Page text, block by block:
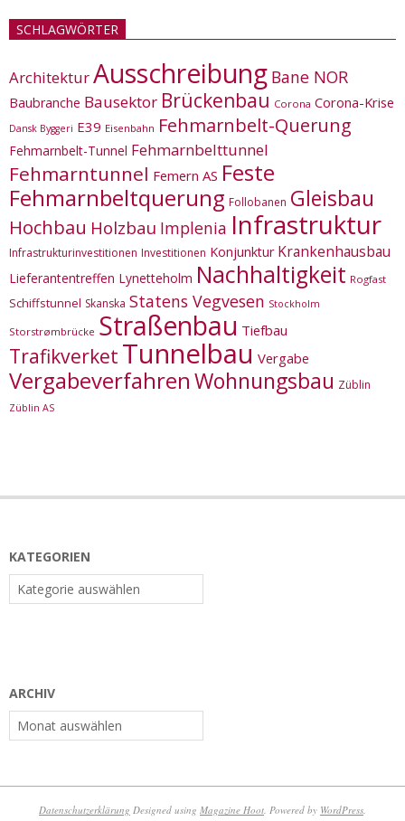
SCHLAGWÖRTER
ArchitekturAusschreibung Bane NOR
Baubranche Bausektor Brückenbau Corona Corona-Krise
Dansk Byggeri E39 Eisenbahn Fehmarnbelt-Querung
Fehmarnbelt-Tunnel Fehmarnbelttunnel
Fehmarntunnel Femern AS Feste
Fehmarnbeltquerung Follobanen Gleisbau
Hochbau Holzbau Implenia Infrastruktur
Infrastrukturinvestitionen Investitionen Konjunktur Krankenhausbau
Lieferantentreffen Lynetteholm Nachhaltigkeit Rogfast
Schiffstunnel Skanska Statens Vegvesen Stockholm
Storstrømbrücke Straßenbau Tiefbau
Trafikverket Tunnelbau Vergabe
VergabeverfahrenWohnungsbau Züblin
Züblin AS
KATEGORIEN
Kategorien
ARCHIV
Archiv
Datenschutzerklärung Designed using Magazine Hoot . Powered by WordPress